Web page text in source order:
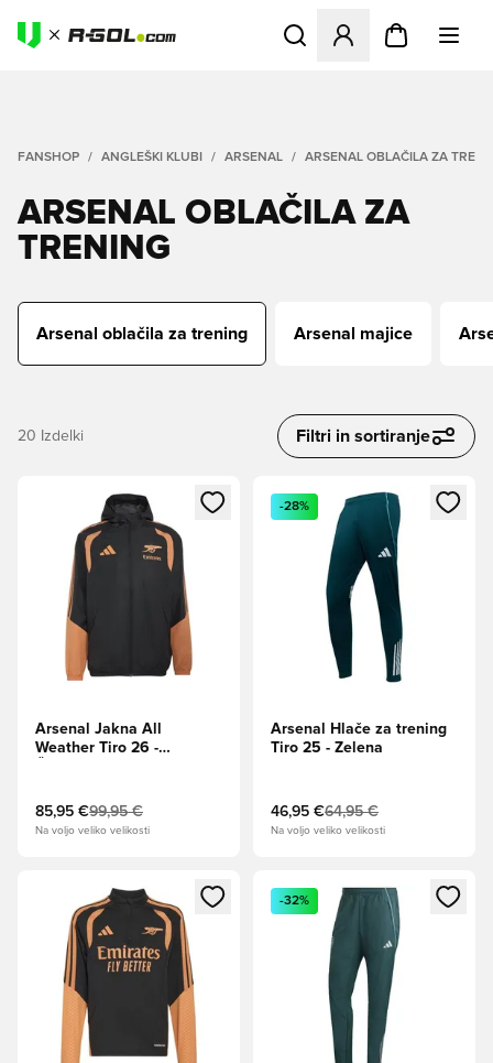
Odpre Modal za prijavo ali
FANSHOP ANGLEŠKI KLUBI ARSENAL ARSENAL OBLAČILA ZA
ARSENAL OBLAČILA ZA
TRENING
Arsenal oblačila za trening Arsenal majice
20 Izdelki Filtri in sortiranje
Odpre Modal za prijavo ali vpis kot član
Arsenal Jakna All
Weather Tiro 26 -
85,95 €99,95 €
Na voljo veliko velikosti
Odpre Modal za prijavo ali
-28%
Arsenal Hlače za trening
Tiro 25 - Zelena
46,95 €64,95 €
Na voljo veliko velikosti
Odpre Modal za prijavo ali vpis kot članOdpre Modal za prijavo ali
-32%